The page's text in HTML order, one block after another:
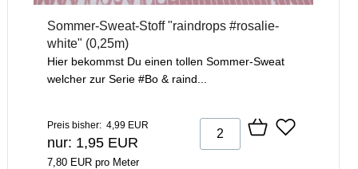
Sommer-Sweat-Stoff "raindrops #rosalie-
white" (0,25m)
Hier bekommst Du einen tollen Sommer-Sweat
welcher zur Serie #Bo & raind...
Preis bisher: 4,99 EUR
nur: 1,95 EUR
7,80 EUR pro Meter